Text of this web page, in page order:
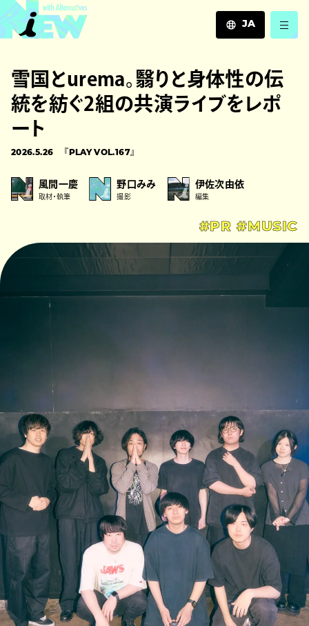
JA
EN
雪国とurema。翳りと身体性の伝
統を紡ぐ2組の共演ライブをレポ
ート
2026.5.26 『PLAY VOL.167』
風間一慶
取材・執筆
野口みみ
撮影
伊佐次由依
編集
#PR #MUSIC